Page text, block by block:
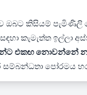
ඔබට කිසියම්
කැමැත්ත ඉල්ලා
එකඟ නොවන්නේ
පෝරමය